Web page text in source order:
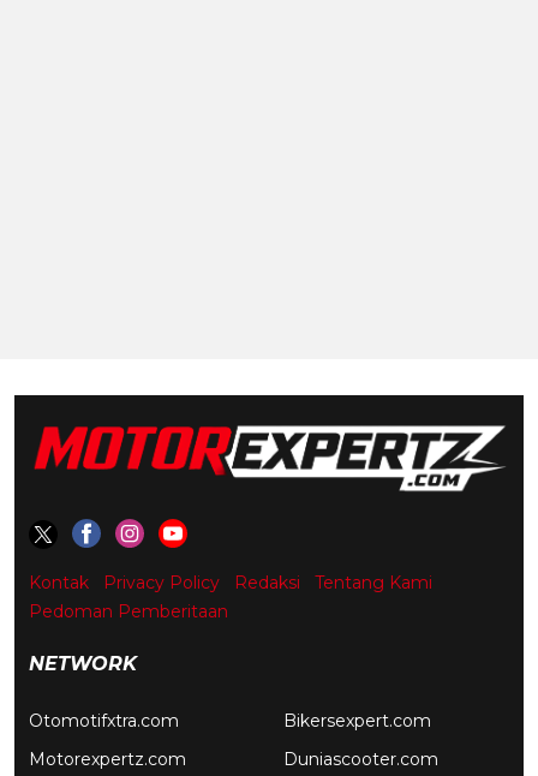
Kontak Privacy Policy Redaksi
Tentang Kami
Pedoman Pemberitaan
NETWORK
Otomotifxtra.com
Motorexpertz.com
Bikersexpert.com
Duniascooter.com